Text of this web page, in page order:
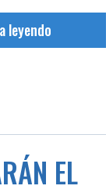
leyendo
EL